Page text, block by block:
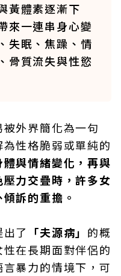
黃體素逐漸下
來一連串身心變
失眠、焦躁、情
骨質流失與性慾
外界簡化為一句
為性格脆弱或單純的
與情緒變化，再與
力交疊時，許多女
訴的重擔。
了 「夫源病」 的概
在長期面對伴侶的
暴力的情境下，可